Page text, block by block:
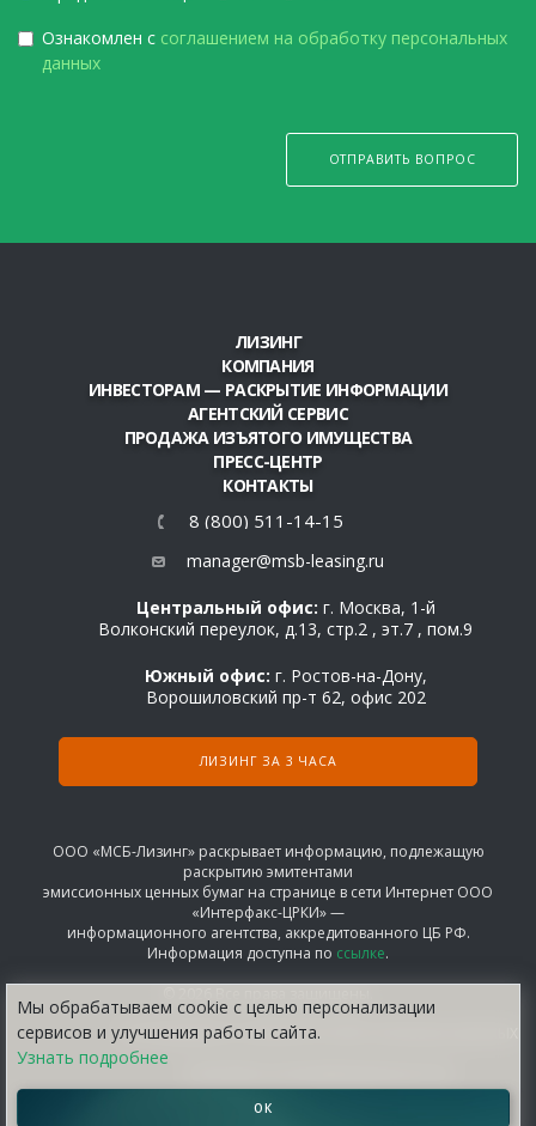
Ознакомлен с соглашением на обработку персональных
данных
ОТПРАВИТЬ ВОПРОС
Мы обрабатываем сооkіе с целью персонализации
сервисов и улучшения работы сайта.
Узнать подробнее
ОК
ЛИЗИНГ
КОМПАНИЯ
ИНВЕСТОРАМ — РАСКРЫТИЕ ИНФОРМАЦИИ
АГЕНТСКИЙ СЕРВИС
ПРОДАЖА ИЗЪЯТОГО ИМУЩЕСТВА
ПРЕСС-ЦЕНТР
КОНТАКТЫ
8 (800) 511-14-15
manager@msb-leasing.ru
Центральный офис: г. Москва, 1-й
Волконский переулок, д.13, стр.2 , эт.7 , пом.9
Южный офис: г. Ростов-на-Дону,
Ворошиловский пр-т 62, офис 202
ЛИЗИНГ ЗА 3 ЧАСА
ООО «МСБ-Лизинг» раскрывает информацию, подлежащую
раскрытию эмитентами
эмиссионных ценных бумаг на странице в сети Интернет ООО
«Интерфакс-ЦРКИ» —
информационного агентства, аккредитованного ЦБ РФ.
Информация доступна по ссылке.
СОГЛАШЕНИЕ НА ОБРАБОТКУ ПЕРСОНАЛЬНЫХ ДАННЫХ